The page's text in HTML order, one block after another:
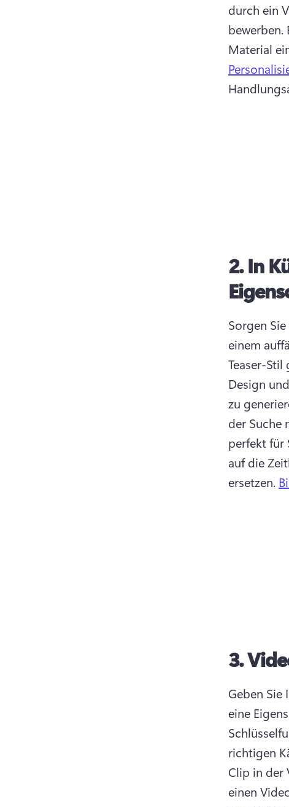
durch ein
bewerben.
Material
2.In
Sorgen
einem
Teaser-
Design
zu
der Suche
perfekt für
auf die
ersetzen.
3.
Geben Sie
eine
richtigen
Clip in der
einen